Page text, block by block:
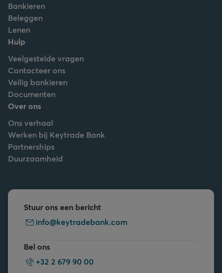
Bankieren
Beleggen
Lenen
Hulp
Veelgestelde vragen
Contacteer ons
Veilig bankieren
Documenten
Over ons
Ons verhaal
Werken bij Keytrade Bank
Partnerships
Duurzaamheid
Stuur ons een bericht
info@keytradebank.com
Bel ons
+32 2 679 90 00